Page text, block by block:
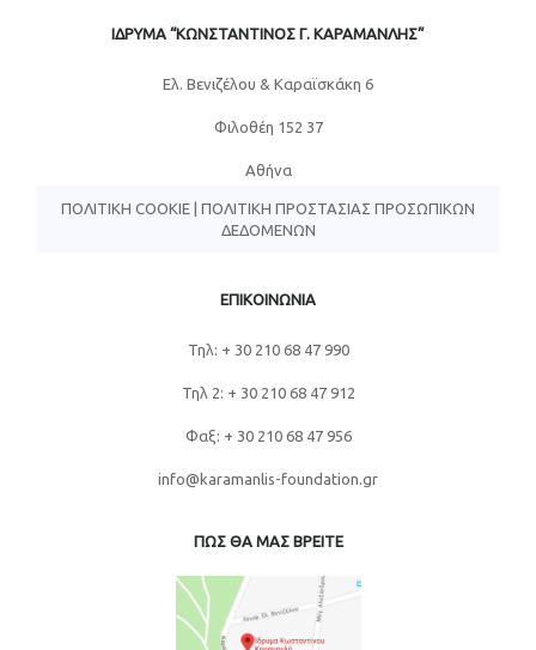
ΙΔΡΥΜΑ “ΚΩΝΣΤΑΝΤΙΝΟΣ Γ. ΚΑΡΑΜΑΝΛΗΣ”
Eλ. Βενιζέλου & Καραϊσκάκη 6
Φιλοθέη 152 37
Αθήνα
ΠΟΛΙΤΙΚΉ COOKIE | ΠΟΛΙΤΙΚΉ ΠΡΟΣΤΑΣΊΑΣ ΠΡΟΣΩΠΙΚΏΝ
ΔΕΔΟΜΈΝΩΝ
ΕΠΙΚΟΙΝΩΝΙΑ
Τηλ: + 30 210 68 47 990
Τηλ 2: + 30 210 68 47 912
Φαξ: + 30 210 68 47 956
info@karamanlis-foundation.gr
ΠΩΣ ΘΑ ΜΑΣ ΒΡΕΙΤΕ